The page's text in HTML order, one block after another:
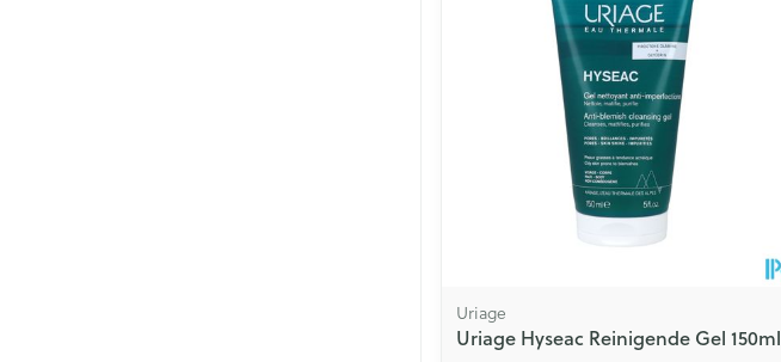
Uriage
Uriage Hyseac Reinigende Gel 150ml